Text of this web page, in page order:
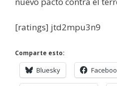
[ratings] jtd2mpu3n9
Comparte esto:
Bluesky